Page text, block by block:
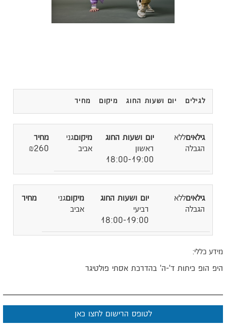
לגילים יום ושעות החוג מיקום מחיר
ללא
הגבלה
ראשון
18:00-19:00
גני
אביב
₪260
ללא
הגבלה
רביעי
18:00-19:00
גני
אביב
כללי:
הופ כיתות ד'-ה' בהדרכת אסתי פולטיגר
לטופס הרישום לחצו כאן